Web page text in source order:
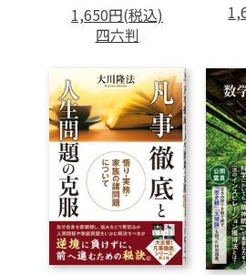
1,650円(税込)
四六判